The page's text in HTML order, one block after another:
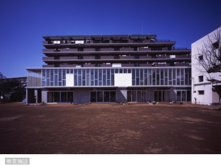
教育施設